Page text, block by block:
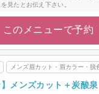
見たとお伝え下さい。
このメニューで予約
メンズ眉カット・眉カラー・脱
メンズカット＋炭酸泉